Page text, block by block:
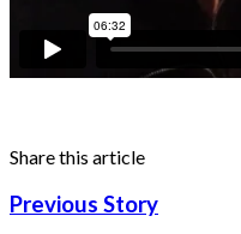
Share this article
Previous Story